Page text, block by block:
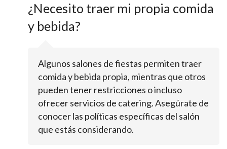
¿Necesito traer mi propia comida
y bebida?
Algunos salones de fiestas permiten traer
comida y bebida propia, mientras que otros
pueden tener restricciones o incluso
ofrecer servicios de catering. Asegúrate de
conocer las políticas específicas del salón
que estás considerando.